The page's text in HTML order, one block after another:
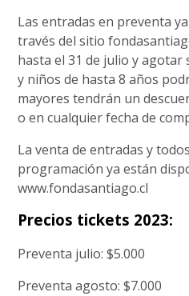
Las entradas en preventa
través del sitio
hasta el 31 de julio y
y niños de hasta 8 años
mayores tendrán un
o en cualquier fecha de
La venta de entradas y
programación ya están
www.fondasantiago.cl
Precios tickets 2023:
Preventa julio: $5.000
Preventa agosto: $7.000